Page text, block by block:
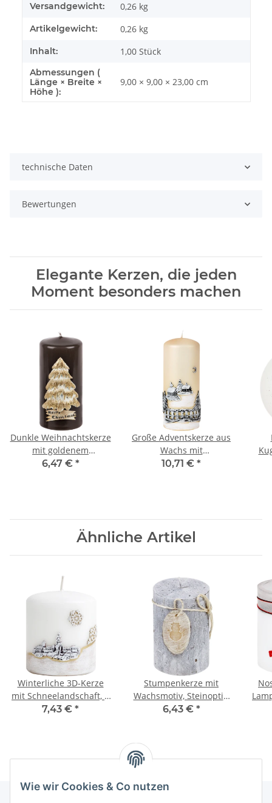
Wie wir Cookies & Co nutzen
Versandgewicht: 0,26 kg
Artikelgewicht: 0,26 kg
Inhalt: 1,00 Stück
Abmessungen (
Länge × Breite ×
Höhe ):
9,00 × 9,00 × 23,00 cm
technische Daten
Bewertungen
Elegante Kerzen, die jeden
Moment besonders machen
Dunkle Weihnachtskerze
mit goldenem
Weihnachtsbaum aus
6,47 € *
Große Adventskerze aus
Wachs mit
Weihnachtsmotiv aus
10,71 € *
Ähnliche Artikel
Winterliche 3D-Kerze
mit Schneelandschaft, 8
x 9 cm
7,43 € *
Stumpenkerze mit
Wachsmotiv, Steinoptik,
Kerze aus Wachs,
6,43 € *